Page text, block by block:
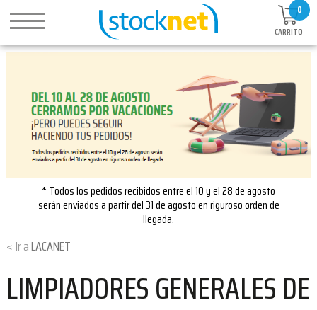
0
CARRITO
* Todos los pedidos recibidos entre el 10 y el 28 de agosto
serán enviados a partir del 31 de agosto en riguroso orden de
llegada.
LACANET
LIMPIADORES GENERALES DE